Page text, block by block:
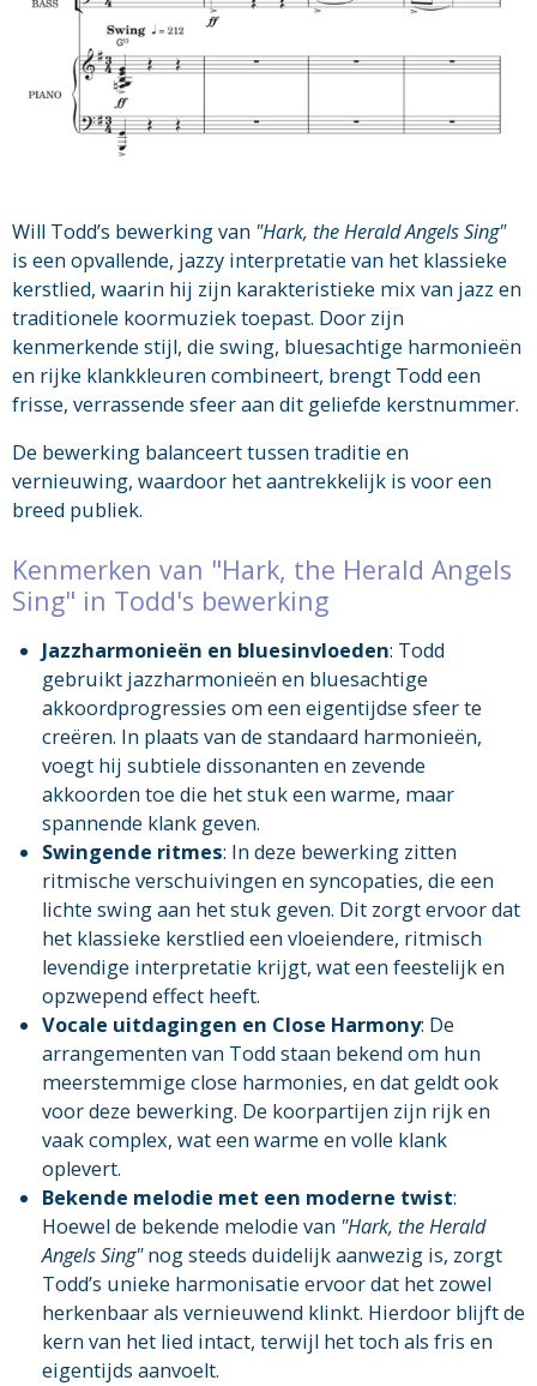
Will Todd’s bewerking van "Hark, the Herald Angels Sing"
is een opvallende, jazzy interpretatie van het klassieke
kerstlied, waarin hij zijn karakteristieke mix van jazz en
traditionele koormuziek toepast. Door zijn
kenmerkende stijl, die swing, bluesachtige harmonieën
en rijke klankkleuren combineert, brengt Todd een
frisse, verrassende sfeer aan dit geliefde kerstnummer.
De bewerking balanceert tussen traditie en
vernieuwing, waardoor het aantrekkelijk is voor een
breed publiek.
Kenmerken van "Hark, the Herald Angels
Sing" in Todd's bewerking
Jazzharmonieën en bluesinvloeden: Todd
gebruikt jazzharmonieën en bluesachtige
akkoordprogressies om een eigentijdse sfeer te
creëren. In plaats van de standaard harmonieën,
voegt hij subtiele dissonanten en zevende
akkoorden toe die het stuk een warme, maar
spannende klank geven.
Swingende ritmes: In deze bewerking zitten
ritmische verschuivingen en syncopaties, die een
lichte swing aan het stuk geven. Dit zorgt ervoor dat
het klassieke kerstlied een vloeiendere, ritmisch
levendige interpretatie krijgt, wat een feestelijk en
opzwepend effect heeft.
Vocale uitdagingen en Close Harmony: De
arrangementen van Todd staan bekend om hun
meerstemmige close harmonies, en dat geldt ook
voor deze bewerking. De koorpartijen zijn rijk en
vaak complex, wat een warme en volle klank
oplevert.
Bekende melodie met een moderne twist:
Hoewel de bekende melodie van "Hark, the Herald
Angels Sing"nog steeds duidelijk aanwezig is, zorgt
Todd’s unieke harmonisatie ervoor dat het zowel
herkenbaar als vernieuwend klinkt. Hierdoor blijft de
kern van het lied intact, terwijl het toch als fris en
eigentijds aanvoelt.